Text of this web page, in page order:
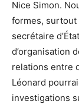
Nice Simon.
formes, surtout
secrétaire
d’organisation
relations entre
Léonard
investigations